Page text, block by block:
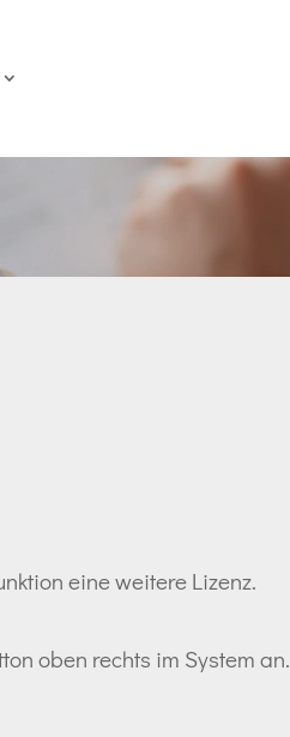
eine weitere Lizenz.
oben rechts im System an.